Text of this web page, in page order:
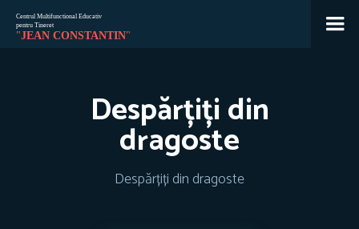
Despărțiți din
dragoste
Despărțiți din dragoste
Asistent Centrul Jean Constantin